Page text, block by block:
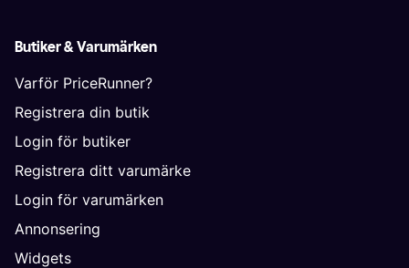
Butiker & Varumärken
Varför PriceRunner?
Registrera din butik
Login för butiker
Registrera ditt varumärke
Login för varumärken
Annonsering
Widgets